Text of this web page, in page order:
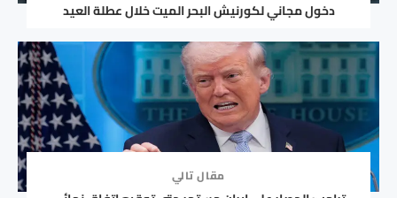
دخول مجاني لكورنيش البحر الميت خلال عطلة العيد
مقال تالي